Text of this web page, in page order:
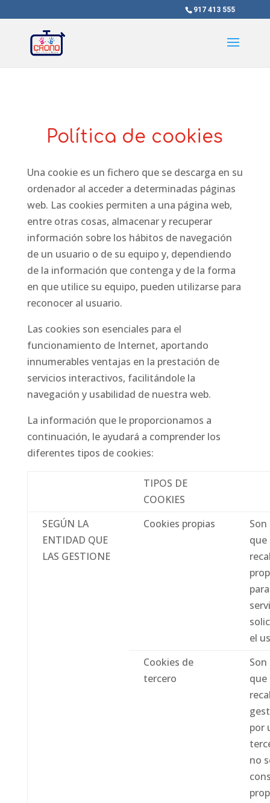
917 413 555
Política de cookies
Una cookie es un fichero que se descarga en su
ordenador al acceder a determinadas páginas
web. Las cookies permiten a una página web,
entre otras cosas, almacenar y recuperar
información sobre los hábitos de navegación
de un usuario o de su equipo y, dependiendo
de la información que contenga y de la forma
en que utilice su equipo, pueden utilizarse para
reconocer al usuario.
Las cookies son esenciales para el
funcionamiento de Internet, aportando
innumerables ventajas en la prestación de
servicios interactivos, facilitándole la
navegación y usabilidad de nuestra web.
La información que le proporcionamos a
continuación, le ayudará a comprender los
diferentes tipos de cookies:
TIPOS DE
COOKIES
SEGÚN LA
ENTIDAD QUE
LAS GESTIONE
Cookies propias
que
el
Cookies de
tercero
que
por
no